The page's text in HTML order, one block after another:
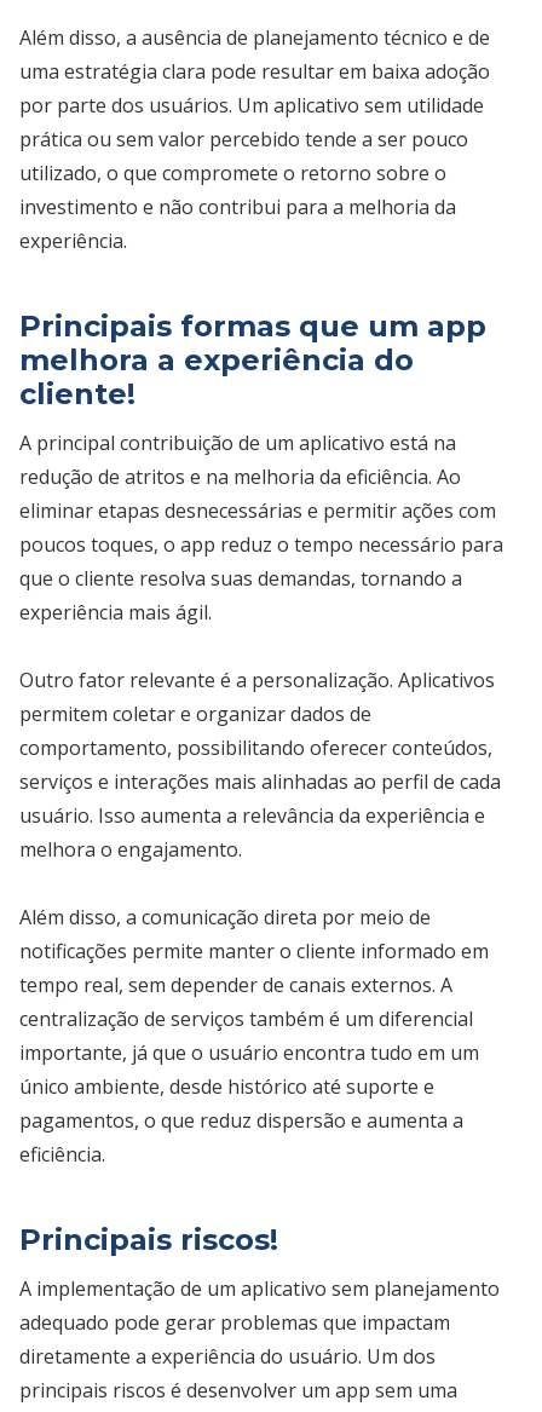
Além disso, a ausência de planejamento técnico e de
uma estratégia clara pode resultar em baixa adoção
por parte dos usuários. Um aplicativo sem utilidade
prática ou sem valor percebido tende a ser pouco
utilizado, o que compromete o retorno sobre o
investimento e não contribui para a melhoria da
experiência.
Principais formas que um app
melhora a experiência do
cliente!
A principal contribuição de um aplicativo está na
redução de atritos e na melhoria da eficiência. Ao
eliminar etapas desnecessárias e permitir ações com
poucos toques, o app reduz o tempo necessário para
que o cliente resolva suas demandas, tornando a
experiência mais ágil.
Outro fator relevante é a personalização. Aplicativos
permitem coletar e organizar dados de
comportamento, possibilitando oferecer conteúdos,
serviços e interações mais alinhadas ao perfil de cada
usuário. Isso aumenta a relevância da experiência e
melhora o engajamento.
Além disso, a comunicação direta por meio de
notificações permite manter o cliente informado em
tempo real, sem depender de canais externos. A
centralização de serviços também é um diferencial
importante, já que o usuário encontra tudo em um
único ambiente, desde histórico até suporte e
pagamentos, o que reduz dispersão e aumenta a
eficiência.
Principais riscos!
A implementação de um aplicativo sem planejamento
adequado pode gerar problemas que impactam
diretamente a experiência do usuário. Um dos
principais riscos é desenvolver um app sem uma